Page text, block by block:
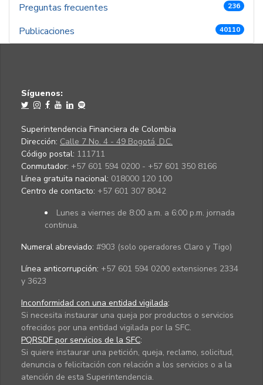
Preguntas frecuentes 236
Publicaciones 40110
Síguenos:
Superintendencia Financiera de Colombia
Dirección: Calle 7 No. 4 - 49 Bogotá, D.C.
Código postal: 111711
Conmutador: +57 601 594 0200 - +57 601 350 8166
Línea gratuita nacional: 018000 120 100
Centro de contacto: +57 601 307 8042
Lunes a viernes de 8:00 a.m. a 6:00 p.m. jornada
continua.
Numeral abreviado: #903 (solo operadores Claro y Tigo)
Línea anticorrupción: +57 601 594 0200 extensiones 2334
y 3623
Inconformidad con una entidad vigilada:
Si necesita instaurar una queja por productos o servicios
ofrecidos por una entidad vigilada por la SFC.
PQRSDF por servicios de la SFC:
Si quiere instaurar una petición, queja, reclamo, solicitud,
denuncia o felicitación con relación a los servicios o a la
atención de esta Superintendencia.